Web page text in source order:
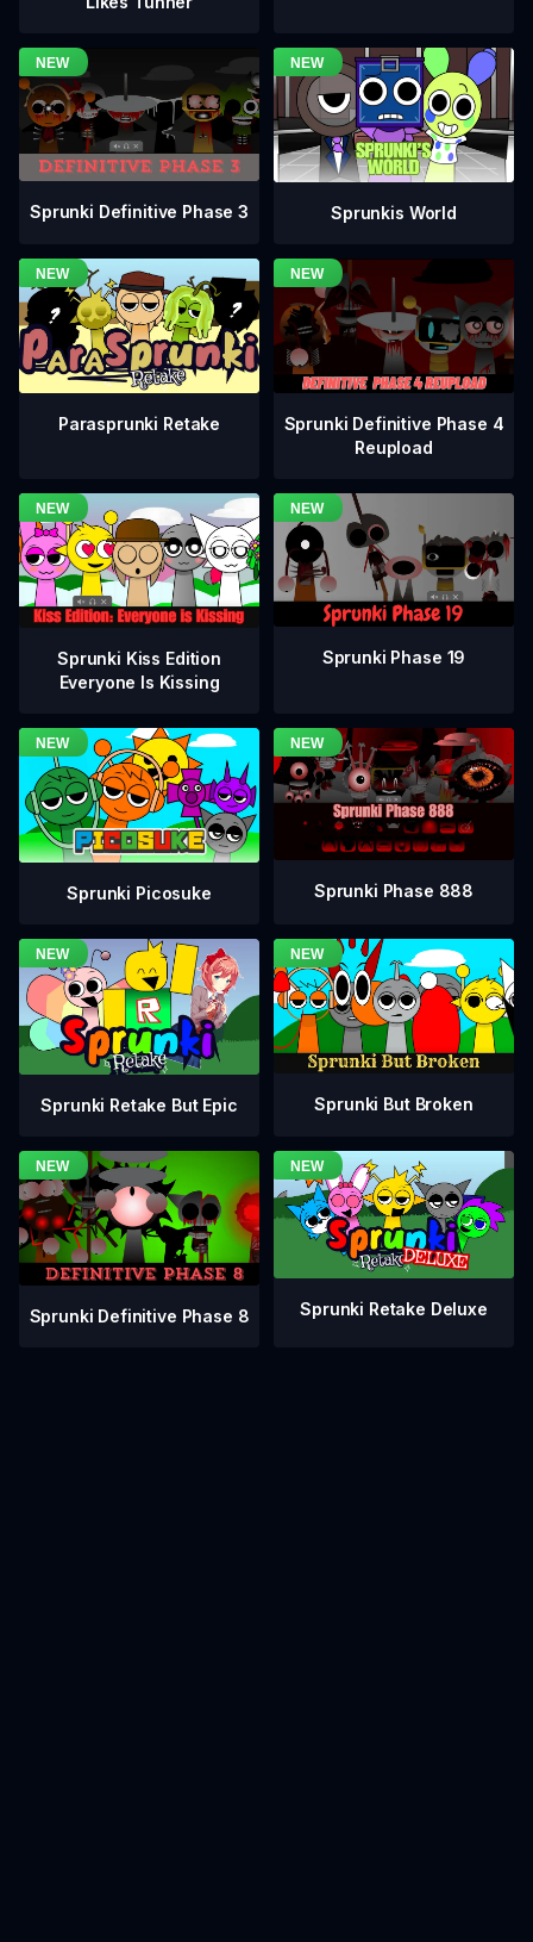
Sprunki Definitive Phase 3 Sprunkis World
Parasprunki Retake
Sprunki Definitive Phase 4
Reupload
Sprunki Kiss Edition
Everyone Is Kissing
Sprunki Phase 19
Sprunki Picosuke Sprunki Phase 888
Sprunki Retake But Epic Sprunki But Broken
Sprunki Definitive Phase 8 Sprunki Retake Deluxe